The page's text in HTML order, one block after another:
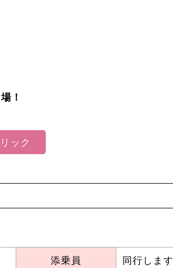
！
ック
添乗員 同行します